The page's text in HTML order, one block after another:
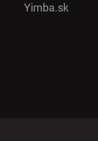
Yimba.sk